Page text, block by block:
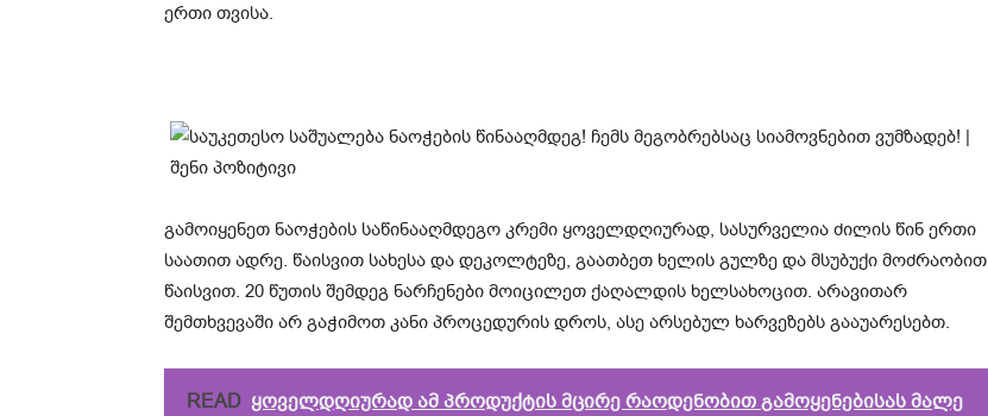
ერთი თვისა.
გამოიყენეთ ნაოჭების საწინააღმდეგო კრემი ყოველდღიურად, სასურველია ძილის წინ ერთი
საათით ადრე. წაისვით სახესა და დეკოლტეზე, გაათბეთ ხელის გულზე და მსუბუქი მოძრაობით
წაისვით. 20 წუთის შემდეგ ნარჩენები მოიცილეთ ქაღალდის ხელსახოცით. არავითარ
შემთხვევაში არ გაჭიმოთ კანი პროცედურის დროს, ასე არსებულ ხარვეზებს გააუარესებთ.
READ ყოველდღიურად ამ პროდუქტის მცირე რაოდენობით გამოყენებისას მალე